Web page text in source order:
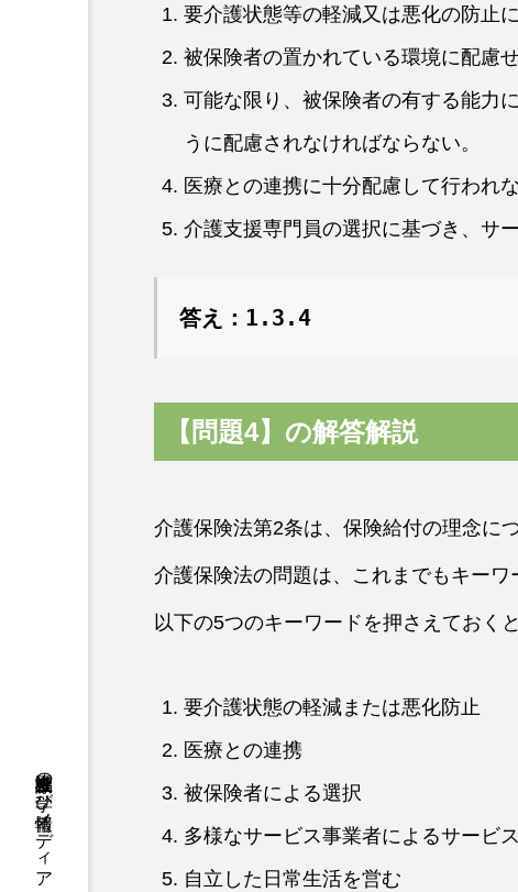
医療介護福祉の学び情報メディア
要介護状態等の軽減又は悪化の防止
被保険者の置かれている環境に配慮
可能な限り、被保険者の有する能力
うに配慮されなければならない。
医療との連携に十分配慮して行われ
介護支援専門員の選択に基づき、サ
答え：1.3.4
【問題4】の解答解説
介護保険法第2条は、保険給付の理念に
介護保険法の問題は、これまでもキーワ
以下の5つのキーワードを押さえておく
要介護状態の軽減または悪化防止
医療との連携
被保険者による選択
多様なサービス事業者によるサービ
自立した日常生活を営む